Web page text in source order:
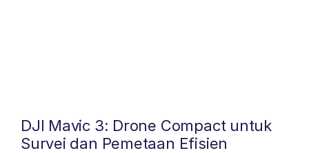
DJI Mavic 3: Drone Compact untuk
Survei dan Pemetaan Efisien